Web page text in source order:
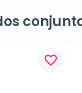
favorite_border